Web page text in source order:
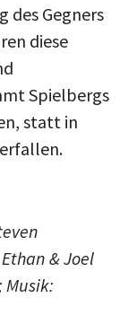
des Gegners
diese
Spielbergs
statt in
& Joel
Musik: